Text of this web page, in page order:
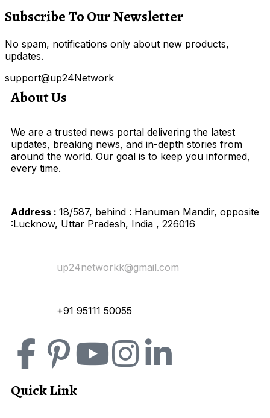
Subscribe To Our Newsletter
No spam, notifications only about new products,
updates.
support@up24Network
About Us
We are a trusted news portal delivering the latest
updates, breaking news, and in-depth stories from
around the world. Our goal is to keep you informed,
every time.
Address : 18/587, behind : Hanuman Mandir, opposite
:Lucknow, Uttar Pradesh, India , 226016
up24networkk@gmail.com
+91 95111 50055
Quick Link